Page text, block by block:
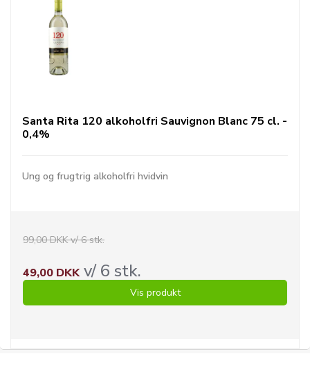
Santa Rita 120 alkoholfri Sauvignon Blanc 75 cl. -
0,4%
Ung og frugtrig alkoholfri hvidvin
99,00 DKK v/ 6 stk.
49,00 DKKv/ 6 stk.
Vis produkt